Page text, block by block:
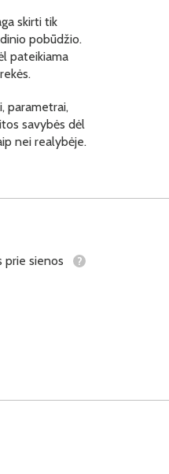
skirti tik
pobūdžio.
pateikiama
parametrai,
savybės dėl
nei realybėje.
prie sienos ?